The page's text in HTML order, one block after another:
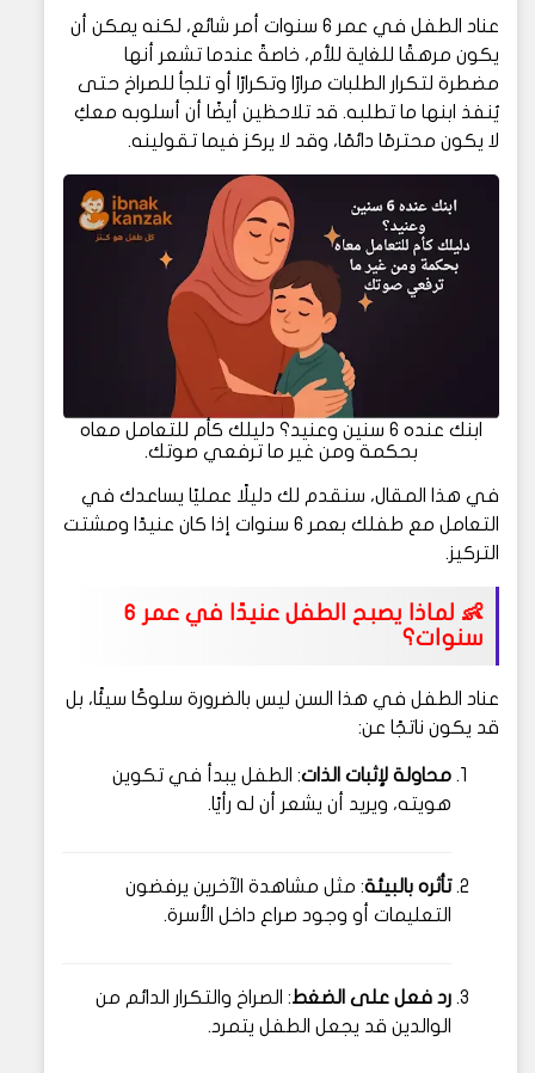
عناد الطفل في عمر 6 سنوات أمر شائع، لكنه يمكن أن
يكون مرهقًا للغاية للأم، خاصةً عندما تشعر أنها
مضطرة لتكرار الطلبات مرارًا وتكرارًا أو تلجأ للصراخ حتى
يُنفذ ابنها ما تطلبه. قد تلاحظين أيضًا أن أسلوبه معكِ
لا يكون محترمًا دائمًا، وقد لا يركز فيما تقولينه.
ابنك عنده 6 سنين وعنيد؟ دليلك كأم للتعامل معاه
بحكمة ومن غير ما ترفعي صوتك.
في هذا المقال، سنقدم لك دليلًا عمليًا يساعدك في
التعامل مع طفلك بعمر 6 سنوات إذا كان عنيدًا ومشتت
التركيز.
👶
لماذا يصبح الطفل عنيدًا في عمر 6
سنوات؟
عناد الطفل في هذا السن ليس بالضرورة سلوكًا سيئًا، بل
قد يكون ناتجًا عن:
محاولة لإثبات الذات: الطفل يبدأ في تكوين
هويته، ويريد أن يشعر أن له رأيًا.
تأثره بالبيئة: مثل مشاهدة الآخرين يرفضون
التعليمات أو وجود صراع داخل الأسرة.
رد فعل على الضغط: الصراخ والتكرار الدائم من
الوالدين قد يجعل الطفل يتمرد.